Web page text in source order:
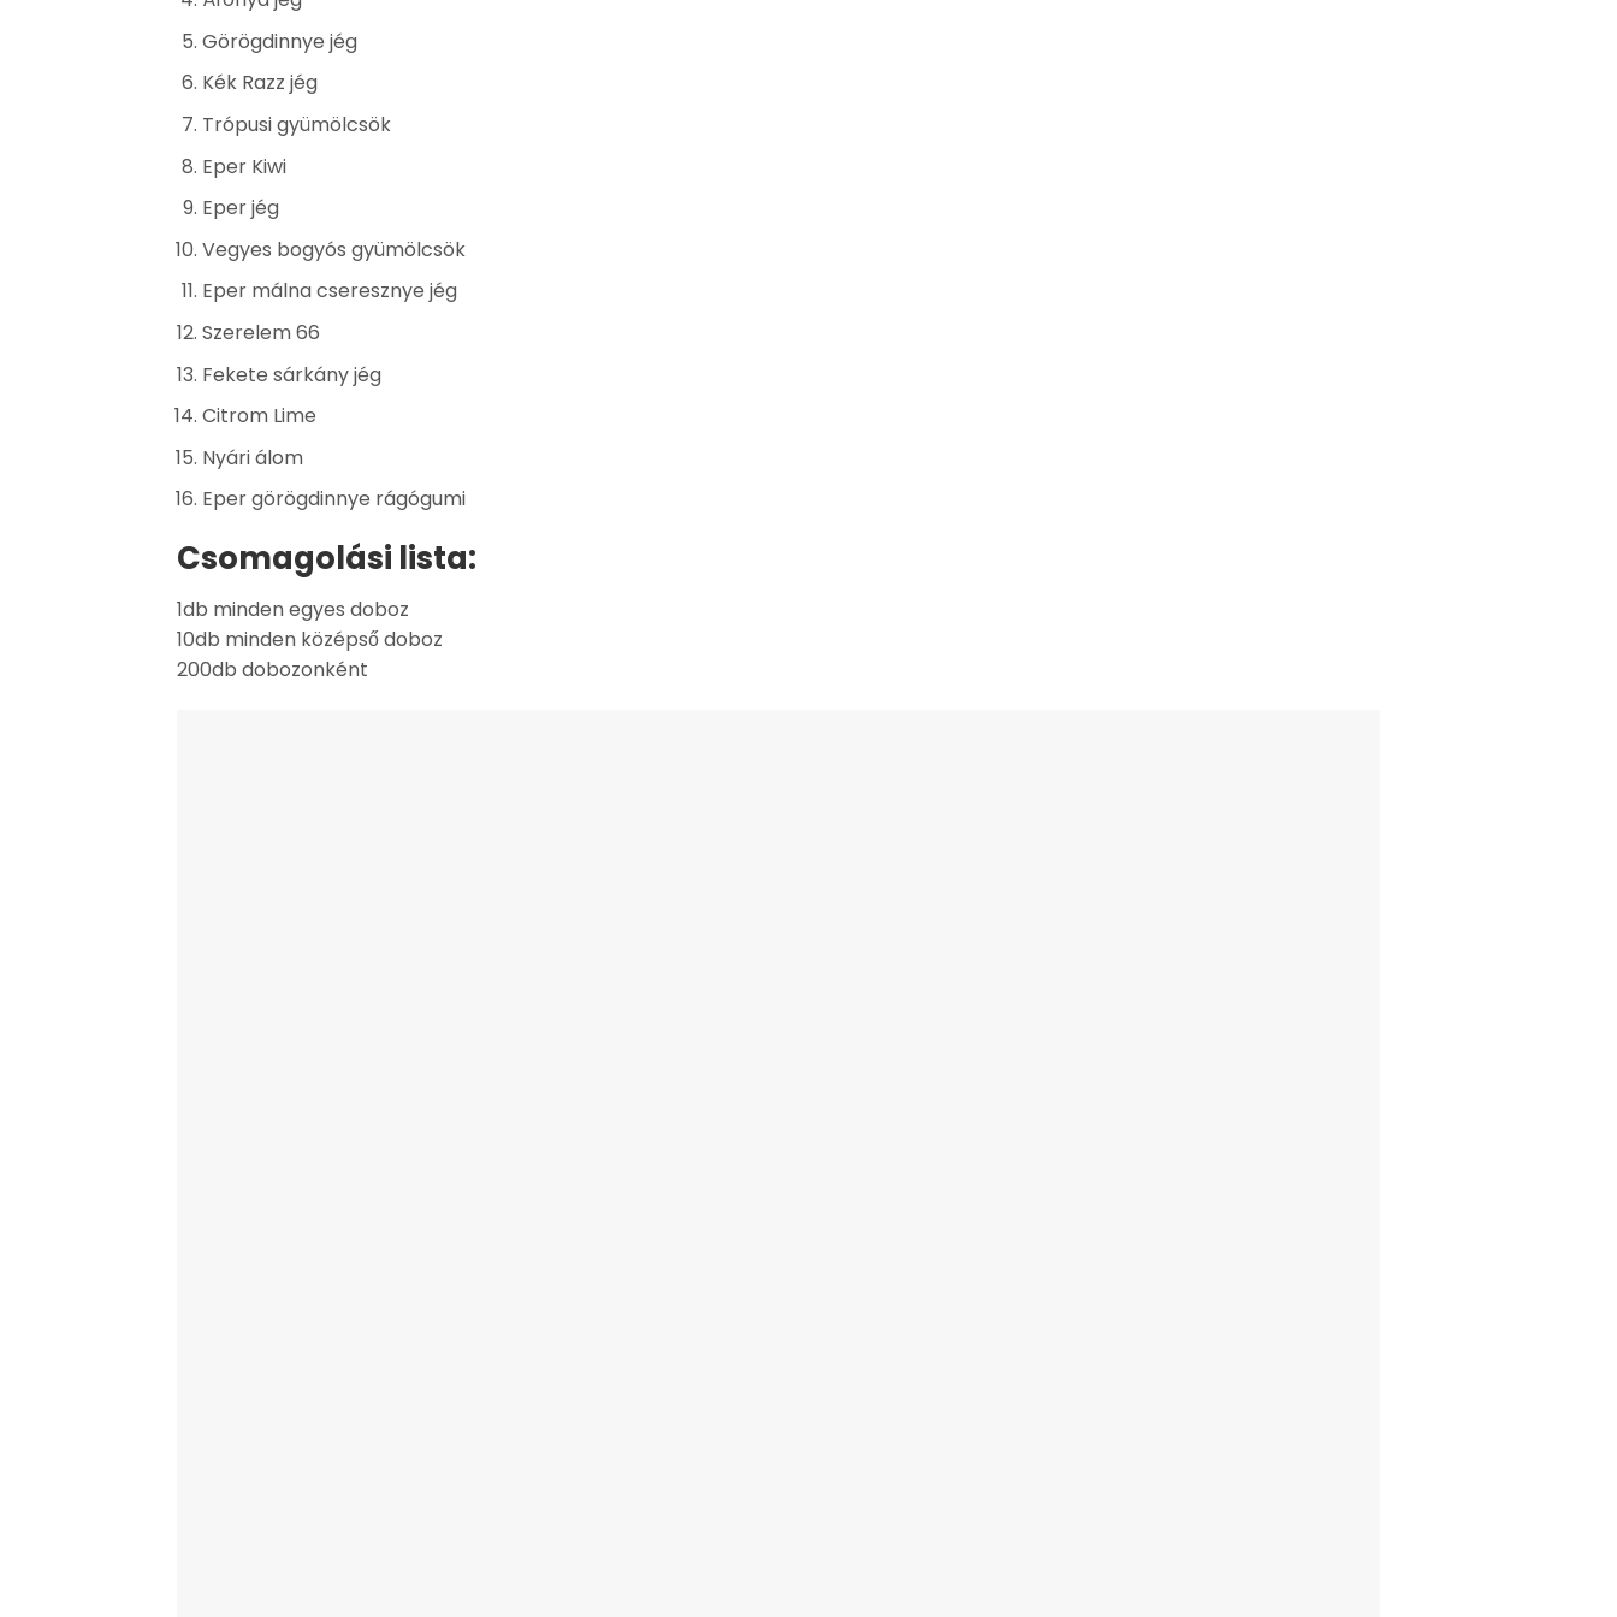
Görögdinnye jég
Kék Razz jég
Trópusi gyümölcsök
Eper Kiwi
Eper jég
Vegyes bogyós gyümölcsök
Eper málna cseresznye jég
Szerelem 66
Fekete sárkány jég
Citrom Lime
Nyári álom
Eper görögdinnye rágógumi
Csomagolási lista:
1db minden egyes doboz
10db minden középső doboz
200db dobozonként